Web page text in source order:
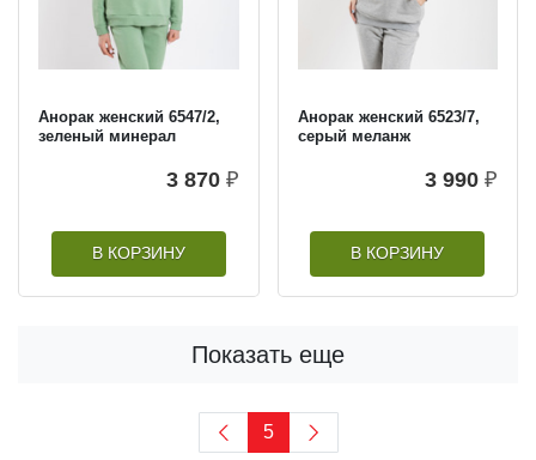
Анорак женский 6547/2,
зеленый минерал
3 870 ₽
В КОРЗИНУ
Анорак женский 6523/7,
серый меланж
3 990 ₽
В КОРЗИНУ
Показать еще
5